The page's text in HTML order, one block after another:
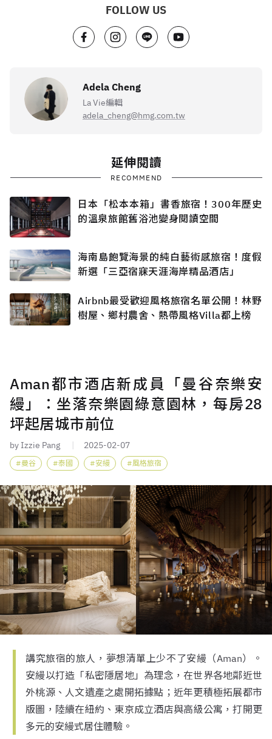
FOLLOW US
Adela Cheng
La Vie編輯
adela_cheng@hmg.com.tw
延伸閱讀
RECOMMEND
日本「松本本箱」書香旅宿！300年歷史
的溫泉旅館舊浴池變身閱讀空間
海南島飽覽海景的純白藝術感旅宿！度假
新選「三亞宿寐天涯海岸精品酒店」
Airbnb最受歡迎風格旅宿名單公開！林野
樹屋、鄉村農舍、熱帶風格Villa都上榜
Aman都市酒店新成員「曼谷奈樂安
縵」：坐落奈樂園綠意園林，每房28
坪起居城市前位
by Izzie Pang 2025-02-07
曼谷 泰國 安縵 風格旅宿
講究旅宿的旅人，夢想清單上少不了安縵（Aman）。
安縵以打造「私密隱居地」為理念，在世界各地鄰近世
外桃源、人文遺產之處開拓據點；近年更積極拓展都市
版圖，陸續在紐約、東京成立酒店與高級公寓，打開更
多元的安縵式居住體驗。